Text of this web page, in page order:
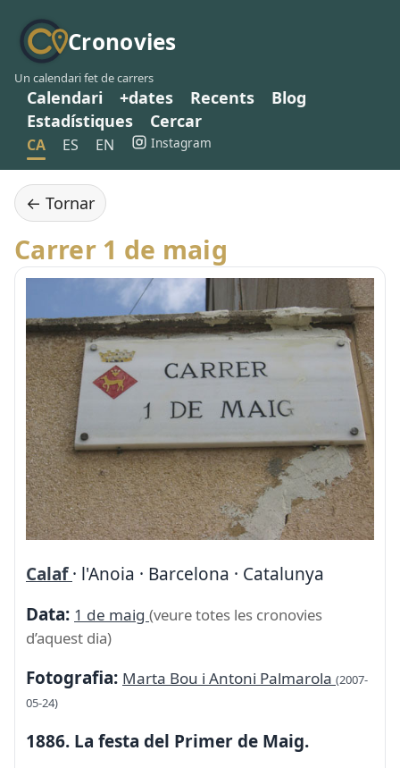
Cronovies
Un calendari fet de carrers
Calendari +dates Recents
Blog
Estadístiques
Cercar
CA ES EN Instagram
← Tornar
Carrer 1 de maig
Calaf· l'Anoia · Barcelona · Catalunya
Data: 1 de maig (veure totes les cronovies
d’aquest dia)
Fotografia: Marta Bou i Antoni Palmarola (2007-
05-24)
1886. La festa del Primer de Maig.